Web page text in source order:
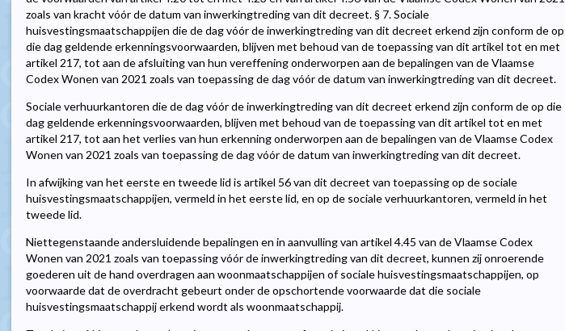
zoals van kracht vóór de datum van inwerkingtreding van dit decreet. § 7. Sociale
huisvestingsmaatschappijen die de dag vóór de inwerkingtreding van dit decreet erkend zijn conform de op
die dag geldende erkenningsvoorwaarden, blijven met behoud van de toepassing van dit artikel tot en met
artikel 217, tot aan de afsluiting van hun vereffening onderworpen aan de bepalingen van de Vlaamse
Codex Wonen van 2021 zoals van toepassing de dag vóór de datum van inwerkingtreding van dit decreet.
Sociale verhuurkantoren die de dag vóór de inwerkingtreding van dit decreet erkend zijn conform de op die
dag geldende erkenningsvoorwaarden, blijven met behoud van de toepassing van dit artikel tot en met
artikel 217, tot aan het verlies van hun erkenning onderworpen aan de bepalingen van de Vlaamse Codex
Wonen van 2021 zoals van toepassing de dag vóór de datum van inwerkingtreding van dit decreet.
In afwijking van het eerste en tweede lid is artikel 56 van dit decreet van toepassing op de sociale
huisvestingsmaatschappijen, vermeld in het eerste lid, en op de sociale verhuurkantoren, vermeld in het
tweede lid.
Niettegenstaande andersluidende bepalingen en in aanvulling van artikel 4.45 van de Vlaamse Codex
Wonen van 2021 zoals van toepassing vóór de inwerkingtreding van dit decreet, kunnen zij onroerende
goederen uit de hand overdragen aan woonmaatschappijen of sociale huisvestingsmaatschappijen, op
voorwaarde dat de overdracht gebeurt onder de opschortende voorwaarde dat die sociale
huisvestingsmaatschappij erkend wordt als woonmaatschappij.